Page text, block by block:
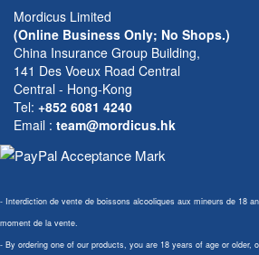
Mordicus Limited
(Online Business Only; No Shops.)
China Insurance Group Building,
141 Des Voeux Road Central
Central - Hong-Kong
Tel: +852 6081 4240
Email : team@mordicus.hk
- Interdiction de vente de boissons alcooliques aux mineurs de 18
moment de la vente.
- By ordering one of our products, you are 18 years of age or older,